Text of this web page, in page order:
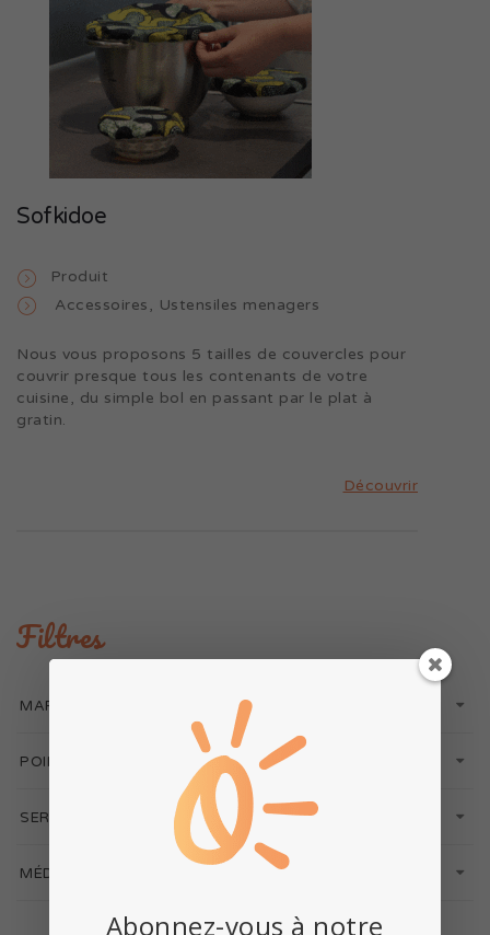
Sofkidoe
Produit
Accessoires, Ustensiles menagers
Nous vous proposons 5 tailles de couvercles pour
couvrir presque tous les contenants de votre
cuisine, du simple bol en passant par le plat à
gratin.
Découvrir
Filtres
MARQUES/PRODUITS
POINTS DE VENTE
SERVICES
MÉDIAS
Abonnez-vous à notre